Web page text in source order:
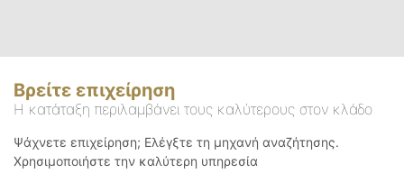
Βρείτε επιχείρηση
Η κατάταξη περιλαμβάνει τους καλύτερους στον κλάδο
Ψάχνετε επιχείρηση; Ελέγξτε τη μηχανή αναζήτησης.
Χρησιμοποιήστε την καλύτερη υπηρεσία